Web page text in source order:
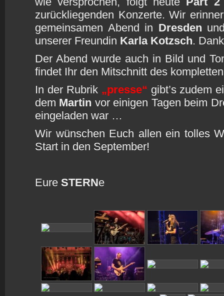
zurückliegenden Konzerte. Wir
gemeinsamen Abend in Dresden
unserer Freundin Karla Kotzsch.
Der Abend wurde auch in Bild und
findet Ihr den Mitschnitt des
In der Rubrik „presse“ gibt’s zudem
dem Martin vor einigen Tagen beim
eingeladen war …
Wir wünschen Euch allen ein tolles
Start in den September!
Eure STERNe